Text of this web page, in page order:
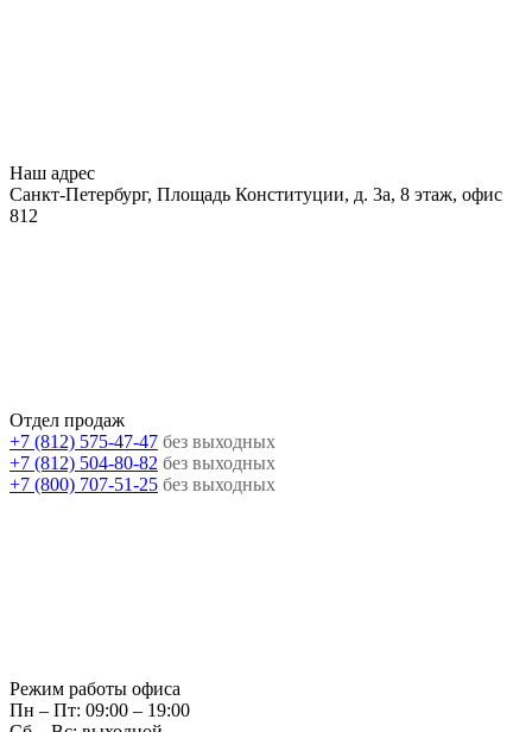
Наш адрес
Санкт-Петербург, Площадь Конституции, д. 3а, 8 этаж, офис
812
Отдел продаж
+7 (812) 575-47-47 без выходных
+7 (812) 504-80-82 без выходных
+7 (800) 707-51-25 без выходных
Режим работы офиса
Пн – Пт: 09:00 – 19:00